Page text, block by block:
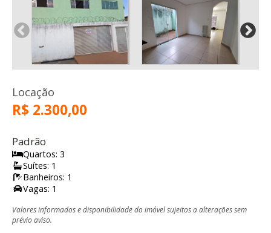
Locação
R$ 2.300,00
Padrão
Quartos: 3
Suítes: 1
Banheiros: 1
Vagas: 1
Valores informados e disponibilidade do imóvel sujeitos a alterações sem
prévio aviso.